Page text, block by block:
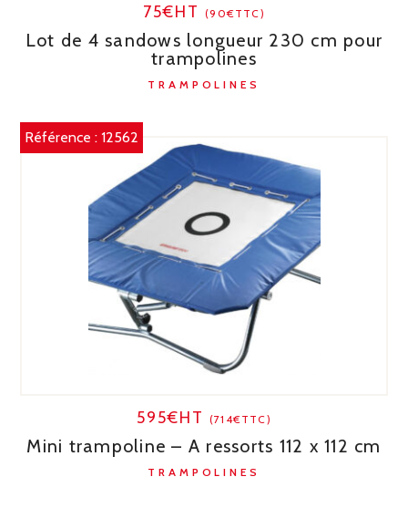
75€HT(90€TTC)
Lot de 4 sandows longueur 230 cm pour
trampolines
TRAMPOLINES
Référence :12562
595€HT(714€TTC)
Mini trampoline – A ressorts 112 x 112 cm
TRAMPOLINES